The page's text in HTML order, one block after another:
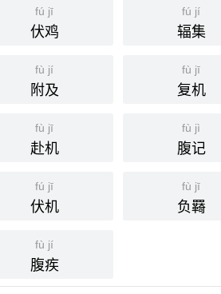
fú jī
伏鸡
fú jí
辐集
fù jí
附及
fù jī
复机
fù jī
赴机
fù jì
腹记
fú jī
伏机
fù jī
负羇
fù jí
腹疾